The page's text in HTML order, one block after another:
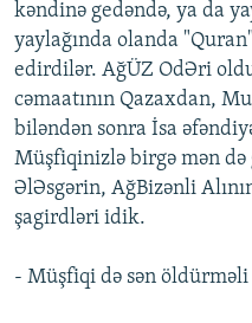
kəndinə gedəndə, ya da
yaylağında olanda
edirdilər. AğÜZ OdƏri
cəmaatının Qazaxdan,
biləndən sonra İsa
Müşfiqinizlə birgə mən
ƏlƏsgərin, AğBizənli
şagirdləri idik.
- Müşfiqi də sən